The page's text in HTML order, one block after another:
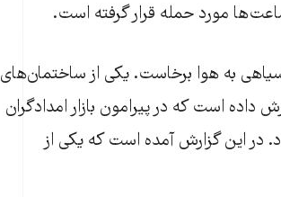
مورد حمله قرار گرفته است.
سیاهی به هوا برخاست. یکی از ساختمان‌های
است که در پیرامون بازار امدادگران
در این گزارش آمده است که یکی از